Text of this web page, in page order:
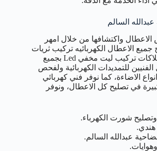
السالم
واكتشافها من خلال امهر
جميع الاعطال الكهربائيه تركيب ثريات
وسبوت لايت اضافه بلاكات تركيب ليت مخفي Led بجميع
للتمديدات الكهربائية ولفحص
الاضاءة، كما نوفر فني كهربائي
في تصليح كل الاعطال، ونوفر
شورت الكهرباء.
هندي.
عبدالله السالم.